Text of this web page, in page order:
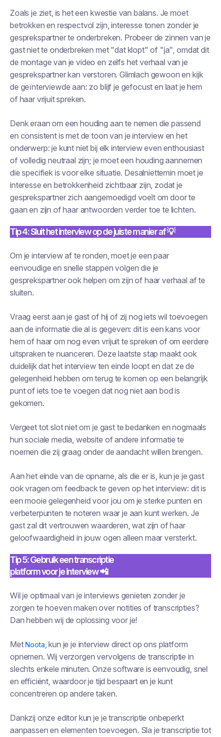
Zoals je ziet, is het een kwestie van balans. Je moet
betrokken en respectvol zijn, interesse tonen zonder je
gesprekspartner te onderbreken. Probeer de zinnen van je
gast niet te onderbreken met "dat klopt" of "ja", omdat dit
de montage van je video en zelfs het verhaal van je
gesprekspartner kan verstoren. Glimlach gewoon en kijk
de geïnterviewde aan: zo blijf je gefocust en laat je hem
of haar vrijuit spreken.
Denk eraan om een houding aan te nemen die passend
en consistent is met de toon van je interview en het
onderwerp: je kunt niet bij elk interview even enthousiast
of volledig neutraal zijn; je moet een houding aannemen
die specifiek is voor elke situatie. Desalniettemin moet je
interesse en betrokkenheid zichtbaar zijn, zodat je
gesprekspartner zich aangemoedigd voelt om door te
gaan en zijn of haar antwoorden verder toe te lichten.
Tip 4: Sluit het interview op de juiste manier af 💡
Om je interview af te ronden, moet je een paar
eenvoudige en snelle stappen volgen die je
gesprekspartner ook helpen om zijn of haar verhaal af te
sluiten.
Vraag eerst aan je gast of hij of zij nog iets wil toevoegen
aan de informatie die al is gegeven: dit is een kans voor
hem of haar om nog even vrijuit te spreken of om eerdere
uitspraken te nuanceren. Deze laatste stap maakt ook
duidelijk dat het interview ten einde loopt en dat ze de
gelegenheid hebben om terug te komen op een belangrijk
punt of iets toe te voegen dat nog niet aan bod is
gekomen.
Vergeet tot slot niet om je gast te bedanken en nogmaals
hun sociale media, website of andere informatie te
noemen die zij graag onder de aandacht willen brengen.
Aan het einde van de opname, als die er is, kun je je gast
ook vragen om feedback te geven op het interview: dit is
een mooie gelegenheid voor jou om je sterke punten en
verbeterpunten te noteren waar je aan kunt werken. Je
gast zal dit vertrouwen waarderen, wat zijn of haar
geloofwaardigheid in jouw ogen alleen maar versterkt.
Tip 5: Gebruik een transcriptie
platform voor je interview 📲
Wil je optimaal van je interviews genieten zonder je
zorgen te hoeven maken over notities of transcripties?
Dan hebben wij de oplossing voor je!
MetNoota, kun je je interview direct op ons platform
opnemen. Wij verzorgen vervolgens de transcriptie in
slechts enkele minuten. Onze software is eenvoudig, snel
en efficiënt, waardoor je tijd bespaart en je kunt
concentreren op andere taken.
Dankzij onze editor kun je je transcriptie onbeperkt
aanpassen en elementen toevoegen. Sla je transcriptie tot